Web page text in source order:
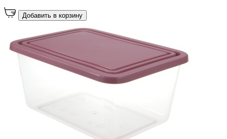
Добавить в корзину